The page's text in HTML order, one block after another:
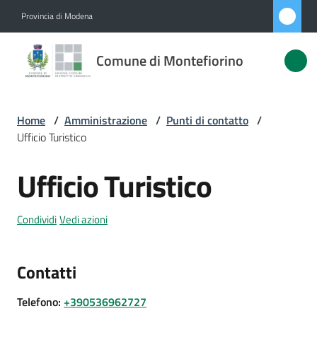
Provincia di Modena
Comune di Montefiorino
Comune di
Montefiorino
Amministrazione
Menu selezionato
Montefiorino
Home / Amministrazione / Punti di contatto /
Ufficio Turistico
Salta al contenuto
Ufficio Turistico
CondividiVedi azioni
Contatti
Telefono: +390536962727